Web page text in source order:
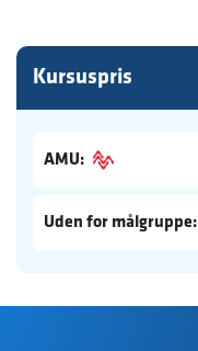
Kursuspris
AMU:
Uden for målgruppe: